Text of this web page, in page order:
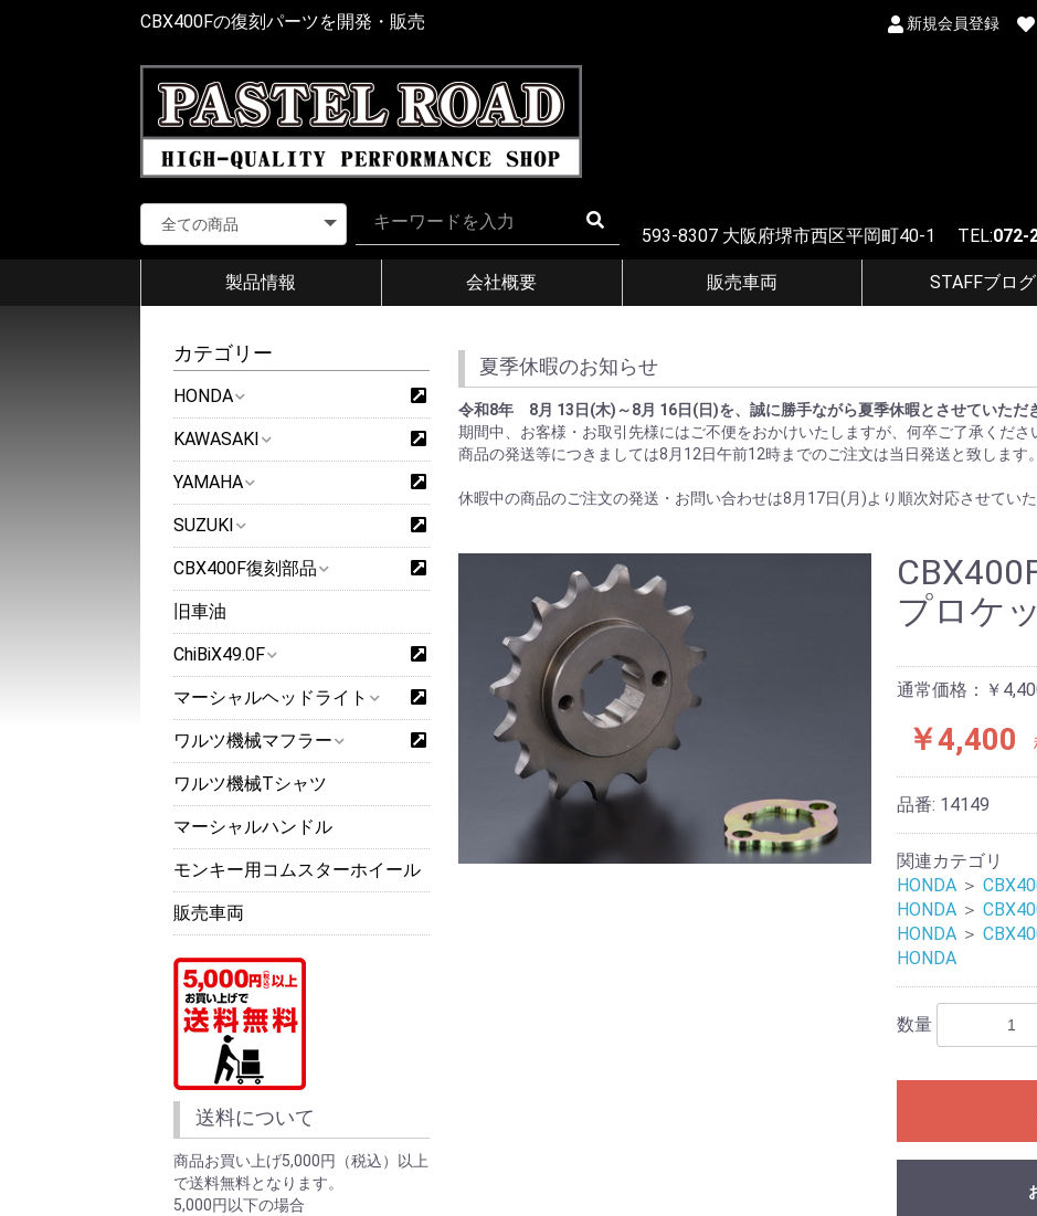
CBX400Fの復刻パーツを開発・販売 新規会員登録
593-8307 大阪府堺市西区平岡町40-1 TEL:072-
製品情報 会社概要 販売車両 STAFFブログ
カテゴリー
HONDA
KAWASAKI
YAMAHA
SUZUKI
CBX400F復刻部品
旧車油
ChiBiX49.0F
マーシャルヘッドライト
ワルツ機械マフラー
ワルツ機械Tシャツ
マーシャルハンドル
モンキー用コムスターホイール
販売車両
送料について
商品お買い上げ5,000円（税込）以上
で送料無料となります。
5,000円以下の場合
夏季休暇のお知らせ
令和8年 8月 13日(木)～8月 16日(日)を、誠に勝手ながら夏季休暇とさせていただ
期間中、お客様・お取引先様にはご不便をおかけいたしますが、何卒ご了承くださ
商品の発送等につきましては8月12日午前12時までのご注文は当日発送と致します。
休暇中の商品のご注文の発送・お問い合わせは8月17日(月)より順次対応させていた
プロケ
通常価格：￥
￥4,400
品番: 14149
関連カテゴリ
HONDA ＞
HONDA ＞
HONDA ＞
HONDA
数量